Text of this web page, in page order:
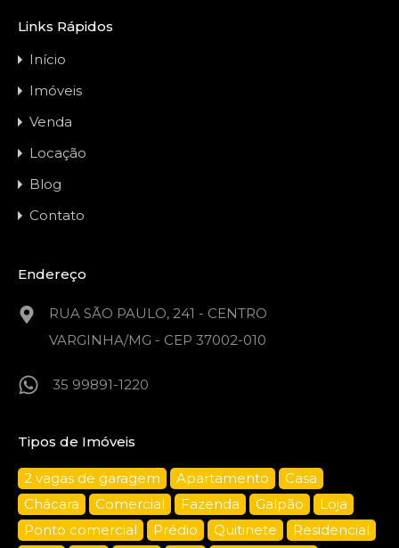
Links Rápidos
Início
Imóveis
Venda
Locação
Blog
Contato
Endereço
RUA SÃO PAULO, 241 - CENTRO
VARGINHA/MG - CEP 37002-010
35 99891-1220
Tipos de Imóveis
2 vagas de garagem Apartamento
Casa
Chácara
Comercial Fazenda Galpão
Loja
Ponto comercial
Prédio Quitinete
Residencial